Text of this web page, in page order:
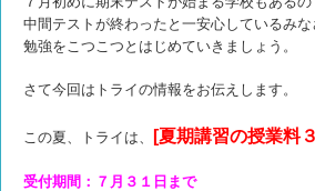
中間テストが終わったと一安心しているみな
勉強をこつこつとはじめていきましょう。
さて今回はトライの情報をお伝えします。
この夏、トライは、 [夏期講習の授業料
受付期間：７月３１日まで